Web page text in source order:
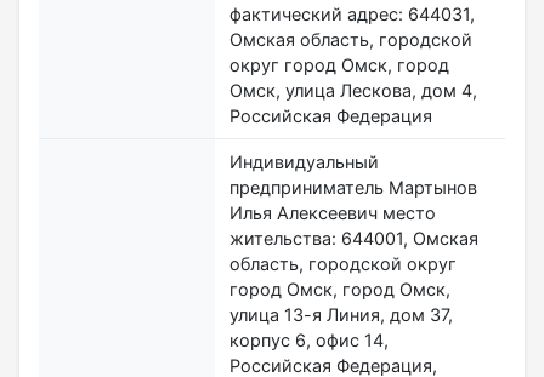
фактический адрес: 644031,
Омская область, городской
округ город Омск, город
Омск, улица Лескова, дом 4,
Российская Федерация
Индивидуальный
предприниматель Мартынов
Илья Алексеевич место
жительства: 644001, Омская
область, городской округ
город Омск, город Омск,
улица 13-я Линия, дом 37,
корпус 6, офис 14,
Российская Федерация,